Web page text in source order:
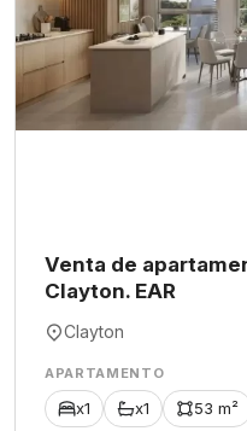
Venta de
Clayton. EAR
Clayton
APARTAMENTO
x1 x1 53 m²